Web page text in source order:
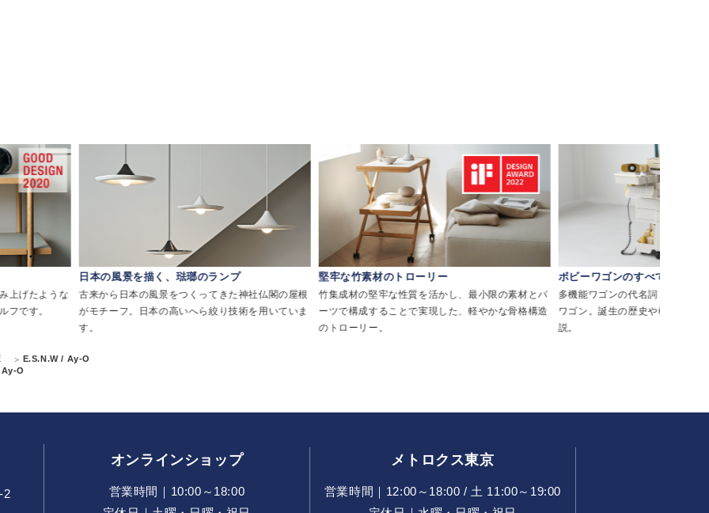
、琺瑯のランプ
をつくってきた神社仏閣の屋根
高いへら絞り技術を用いていま
堅牢な竹素材のトローリー
竹集成材の堅牢な性質を活かし、最小限の素材とパ
ーツで構成することで実現した、軽やかな骨格構造
ボビーワゴンのすべて
多機能ワゴンの代名詞 ジョエ・コロンボのボビー
ワゴン。誕生の歴史や構造・使用例をくわしく解
リゾートチ
西海岸・メキ
として親しま
E.S.N.W / Ay-O
O
2
オンラインショップ
営業時間｜10:00～18:00
メトロクス東京
営業時間｜12:00～18:00 / 土 11:00～19:00